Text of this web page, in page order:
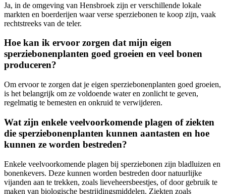
Ja, in de omgeving van Hensbroek zijn er verschillende lokale
markten en boerderijen waar verse sperziebonen te koop zijn, vaak
rechtstreeks van de teler.
Hoe kan ik ervoor zorgen dat mijn eigen
sperziebonenplanten goed groeien en veel bonen
produceren?
Om ervoor te zorgen dat je eigen sperziebonenplanten goed groeien,
is het belangrijk om ze voldoende water en zonlicht te geven,
regelmatig te bemesten en onkruid te verwijderen.
Wat zijn enkele veelvoorkomende plagen of ziekten
die sperziebonenplanten kunnen aantasten en hoe
kunnen ze worden bestreden?
Enkele veelvoorkomende plagen bij sperziebonen zijn bladluizen en
bonenkevers. Deze kunnen worden bestreden door natuurlijke
vijanden aan te trekken, zoals lieveheersbeestjes, of door gebruik te
maken van biologische bestrijdingsmiddelen. Ziekten zoals